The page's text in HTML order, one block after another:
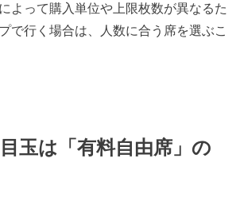
よって購入単位や上限枚数が異なるた
で行く場合は、人数に合う席を選ぶこ
玉は「有料自由席」の